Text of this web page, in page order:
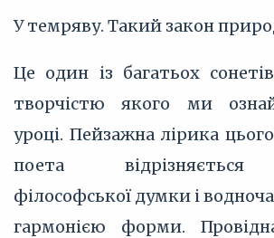
У темряву. Такий закон
Це один із багатьох
творчістю якого ми
уроці. Пейзажна лірика
поета
філософської думки і
гармонією форми.